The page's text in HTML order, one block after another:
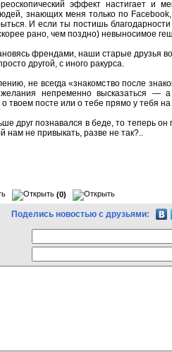
эффект настигает и
знающих меня только по
И если ты постишь
рано, чем поздно) невыносимое
френдами, наши старые друзья
другой, с иного ракурса.
не всегда «знакомство после
желания непременно высказаться —
о твоем посте или о тебе прямо у тебя
друг познавался в беде, то теперь
нам не привыкать, разве не так?..
(0)
Поделись новостью с друзьями: